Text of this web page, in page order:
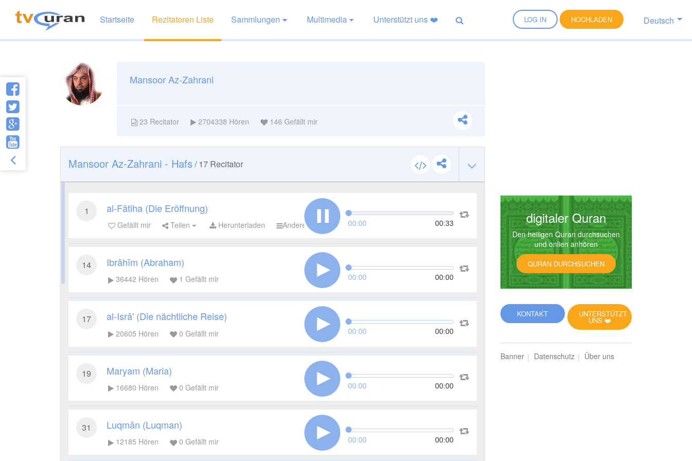
LOG IN HOCHLADEN Deutsch
Startseite Rezitatoren Liste Sammlungen Multimedia Unterstützt uns ❤️
Mansoor Az-Zahrani
23 Recitator 2704338 Hören 146 Gefällt mir
Mansoor Az-Zahrani - Hafs /17 Recitator
1 al-Fātiha (Die Eröffnung)
Gefällt mir Teilen Herunterladen Andere 00:00 00:33
14 Ibrāhīm (Abraham)
36442 Hören 1 Gefällt mir 00:00 00:00
17 al-Isrā' (Die nächtliche Reise)
20605 Hören 0 Gefällt mir 00:00 00:00
19 Maryam (Maria)
16680 Hören 0 Gefällt mir 00:00 00:00
31 Luqmān (Luqman)
12185 Hören 0 Gefällt mir 00:00 00:00
digitaler Quran
Den heiligen Quran durchsuchen
und onlien anhören
QURAN DURCHSUCHEN
UNTERSTÜTZT
UNS ❤️
KONTAKT
Banner Datenschutz Über uns